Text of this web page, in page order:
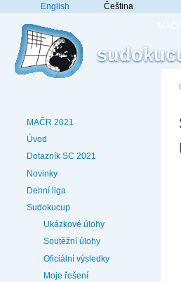
English Čeština
MAČR 2021
Úvod
Dotazník SC 2021
Novinky
Denní liga
Sudokucup
Ukázkové úlohy
Soutěžní úlohy
Oficiální výsledky
Moje řešení